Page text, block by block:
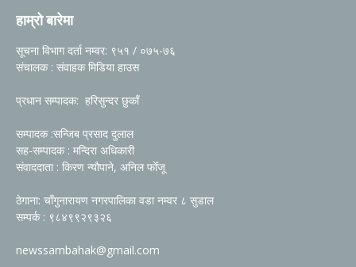
हाम्रो बारेमा
सूचना विभाग दर्ता नम्वर: ९५१ / ०७५-७६
संचालक : संवाहक मिडिया हाउस
प्रधान सम्पादक: हरिसुन्दर छुकाँ
सम्पादक :सन्जिब प्रसाद दुलाल
सह-सम्पादक : मन्दिरा अधिकारी
संवाददाता : किरण न्यौपाने, अनिल फोँजू
ठेगाना: चाँगुनारायण नगरपालिका वडा नम्वर ८ सुडाल
सम्पर्क : ९८४९९२९३२६
newssambahak@gmail.com